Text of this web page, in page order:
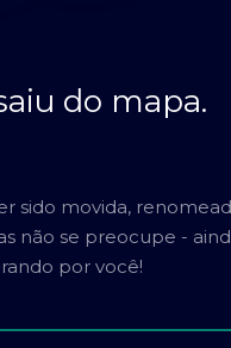
do mapa.
sido movida,
não se preocupe -
por você!